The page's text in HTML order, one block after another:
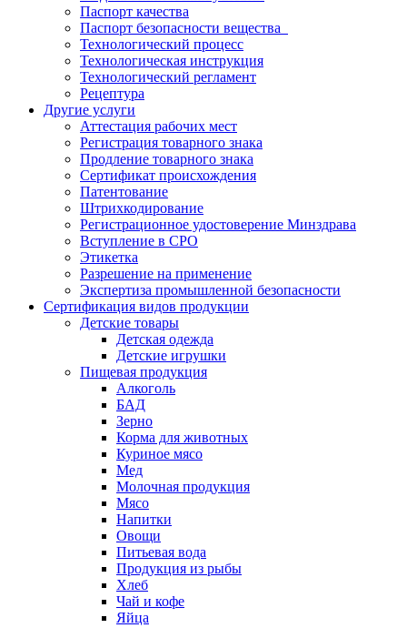
Паспорт качества
Паспорт безопасности вещества
Технологический процесс
Технологическая инструкция
Технологический регламент
Рецептура
Другие услуги
Аттестация рабочих мест
Регистрация товарного знака
Продление товарного знака
Сертификат происхождения
Патентование
Штрихкодирование
Регистрационное удостоверение Минздрава
Вступление в СРО
Этикетка
Разрешение на применение
Экспертиза промышленной безопасности
Сертификация видов продукции
Детские товары
Детская одежда
Детские игрушки
Пищевая продукция
Алкоголь
БАД
Зерно
Корма для животных
Куриное мясо
Мед
Молочная продукция
Мясо
Напитки
Овощи
Питьевая вода
Продукция из рыбы
Хлеб
Чай и кофе
Яйца